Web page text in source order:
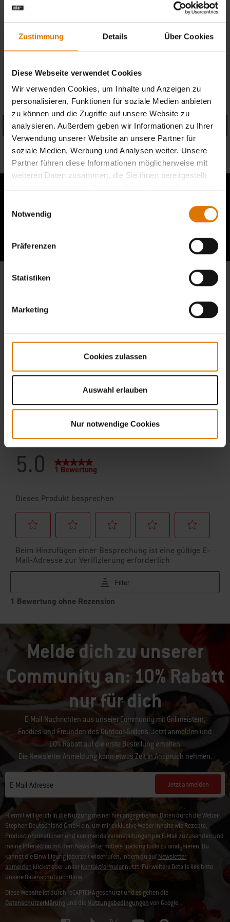
Zustimmung Details Über Cookies
Diese Webseite verwendet Cookies
Wir verwenden Cookies, um Inhalte und Anzeigen zu
personalisieren, Funktionen für soziale Medien anbieten
zu können und die Zugriffe auf unsere Website zu
analysieren. Außerdem geben wir Informationen zu Ihrer
Verwendung unserer Website an unsere Partner für
soziale Medien, Werbung und Analysen weiter. Unsere
Partner führen diese Informationen möglicherweise mit
weiteren Daten zusammen, die Sie ihnen bereitgestellt
Notwendig
Präferenzen
Statistiken
Marketing
Cookies zulassen
Auswahl erlauben
Nur notwendige Cookies
Händler finden
PRODUKTDETAILS
Details anzeigen
Informationen zum Hersteller
Melde dich zu unserer
Community an: 10% Rabatt
nur für dich
E-Mail-Nachrichten aus unserer Community mit Grillmeistern,
Foodies und Freunden des Outdoor-Grillens. Jetzt anmelden und
10% Rabatt auf die erste Bestellung erhalten.
Die Newsletter Anmeldung kann etwas Zeit in Anspruch nehmen.
E-Mail-Adresse Jetzt anmelden
Hiermit willige ich in die Nutzung meiner hier angegebenen Daten durch die Weber-
Stephen Deutschland GmbH ein, um mir exklusive Weber Inhalte wie Rezepte,
Produktinformationen und kommende Veranstaltungen per E-Mail zuzusenden und
meine Interaktion mit dem Newsletter mittels Tracking Tools zu analysieren. Du
kannst die Einwilligung jederzeit widerrufen, indem du aufNewsletter
abmelden klickst oder unserKontaktformularnutzt. Für weitere Details lies bitte
unsereDatenschutzrichtlinie.
Diese Website ist durch reCAPTCHA geschützt und es gelten die
Datenschutzerklärungund dieNutzungsbedingungenvon Google.